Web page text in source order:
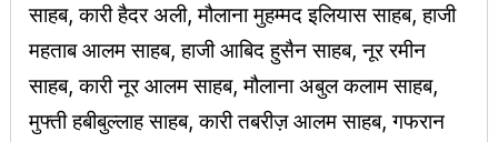
साहब, कारी हैदर अली, मौलाना मुहम्मद इलियास साहब, हाजी
महताब आलम साहब, हाजी आबिद हुसैन साहब, नूर रमीन
साहब, कारी नूर आलम साहब, मौलाना अबुल कलाम साहब,
मुफ्ती हबीबुल्लाह साहब, कारी तबरीज़ आलम साहब, गफरान